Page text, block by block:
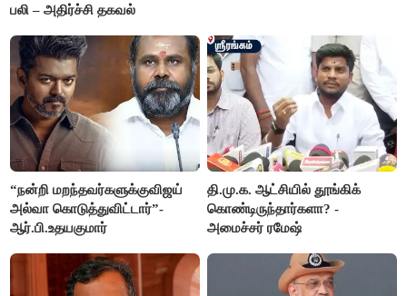
பலி – அதிர்ச்சி தகவல்
“நன்றி மறந்தவர்களுக்குவிஜய்
அல்வா கொடுத்துவிட்டார்”-
ஆர்.பி.உதயகுமார்
தி.மு.க. ஆட்சியில் தூங்கிக்
கொண்டிருந்தார்களா? -
அமைச்சர் ரமேஷ்